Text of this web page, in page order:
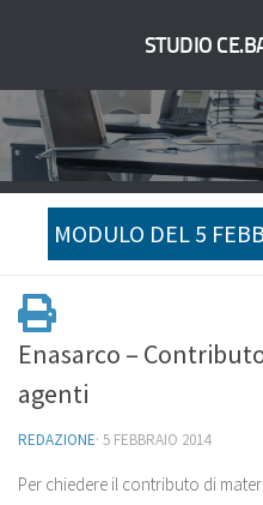
STUDIO
MODULO DEL 5
Enasarco –
agenti
REDAZIONE· 5 FEBBRAIO 2014
Per chiedere il contributo di